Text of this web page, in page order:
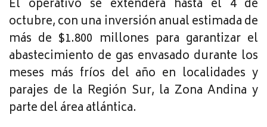
El operativo se extenderá hasta el 4 de
octubre, con una inversión anual estimada de
más de $1.800 millones para garantizar el
abastecimiento de gas envasado durante los
meses más fríos del año en localidades y
parajes de la Región Sur, la Zona Andina y
parte del área atlántica.